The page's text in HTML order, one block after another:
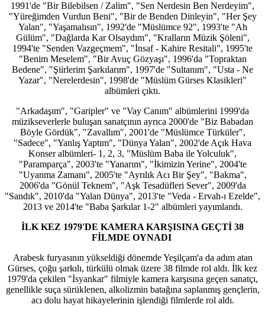
1991'de "Bir Bilebilsen / Zalim", "Sen Nerdesin Ben Nerdeyim",
"Yüreğimden Vurdun Beni", "Bir de Benden Dinleyin", "Her Şey
Yalan", "Yaşamalısın", 1992'de "Müslümce 92", 1993'te "Ah
Gülüm", "Dağlarda Kar Olsaydım", "Kralların Müzik Şöleni",
1994'te "Senden Vazgeçmem", "İnsaf - Kahire Resitali", 1995'te
"Benim Meselem", "Bir Avuç Gözyaşı", 1996'da "Topraktan
Bedene", "Şiirlerim Şarkılarım", 1997'de "Sultanım", "Usta - Ne
Yazar", "Nerelerdesin", 1998'de "Müslüm Gürses Klasikleri"
albümleri çıktı.
"Arkadaşım", "Garipler" ve "Vay Canım" albümlerini 1999'da
müzikseverlerle buluşan sanatçının ayrıca 2000'de "Biz Babadan
Böyle Gördük", "Zavallım", 2001'de "Müslümce Türküler",
"Sadece", "Yanlış Yaptım", "Dünya Yalan", 2002'de Açık Hava
Konser albümleri- 1, 2, 3, "Müslüm Baba ile Yolculuk",
"Paramparça", 2003'te "Yanarım", "İkimizin Yerine", 2004'te
"Uyanma Zamanı", 2005'te "Ayrılık Acı Bir Şey", "Bakma",
2006'da "Gönül Teknem", "Aşk Tesadüfleri Sever", 2009'da
"Sandık", 2010'da "Yalan Dünya", 2013'te "Veda - Ervah-ı Ezelde",
2013 ve 2014'te "Baba Şarkılar 1-2" albümleri yayımlandı.
İLK KEZ 1979'DE KAMERA KARŞISINA GEÇTİ 38
FİLMDE OYNADI
Arabesk furyasının yükseldiği dönemde Yeşilçam'a da adım atan
Gürses, çoğu şarkılı, türkülü olmak üzere 38 filmde rol aldı. İlk kez
1979'da çekilen "İsyankar" filmiyle kamera karşısına geçen sanatçı,
genellikle suça sürüklenen, alkolizmin batağına saplanmış gençlerin,
acı dolu hayat hikayelerinin işlendiği filmlerde rol aldı.